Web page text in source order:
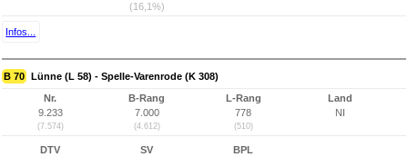
(16,1%)
Infos...
B 70 Lünne (L 58) - Spelle-Varenrode (K 308)
Nr.
9.233
(7.574)
B-Rang
7.000
(4.612)
L-Rang
778
(510)
Land
NI
DTV
SV
BPL